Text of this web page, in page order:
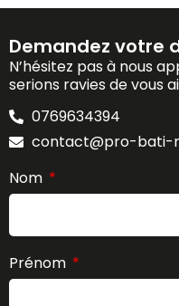
Demandez votre
N’hésitez pas à nous
serions ravies de vous
0769634394
contact@pro-bati-
Nom
Prénom